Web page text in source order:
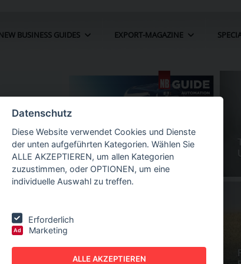
BUSINESS GUIDES EXPORT-MAGAZINE
GUIDES - AUTOMATION
Datenschutz
Diese Website verwendet Cookies und Dienste
der unten aufgeführten Kategorien. Wählen Sie
ALLE AKZEPTIEREN, um allen Kategorien
zuzustimmen, oder OPTIONEN, um eine
individuelle Auswahl zu treffen.
Erforderlich
Ad Marketing
ALLE AKZEPTIEREN